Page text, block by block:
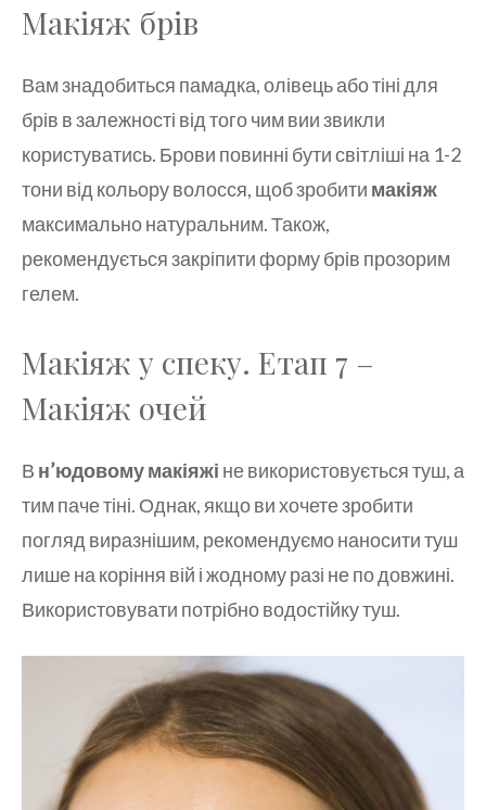
Макіяж брів
Вам знадобиться памадка, олівець або тіні для
брів в залежності від того чим вии звикли
користуватись. Брови повинні бути світліші на 1-2
тони від кольору волосся, щоб зробити макіяж
максимально натуральним. Також,
рекомендується закріпити форму брів прозорим
гелем.
Макіяж у спеку. Етап 7 –
Макіяж очей
В н’юдовому макіяжі не використовується туш, а
тим паче тіні. Однак, якщо ви хочете зробити
погляд виразнішим, рекомендуємо наносити туш
лише на коріння вій і жодному разі не по довжині.
Використовувати потрібно водостійку туш.